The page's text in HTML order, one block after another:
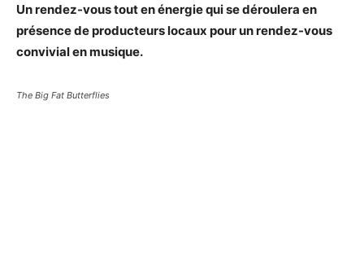
Un rendez-vous tout en énergie qui se déroulera en
présence de producteurs locaux pour un rendez-vous
convivial en musique.
The Big Fat Butterflies